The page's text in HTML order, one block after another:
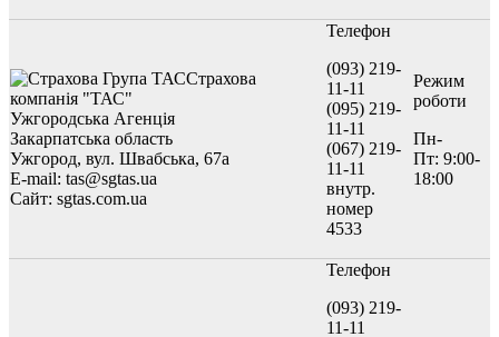
Страхова
компанія "ТАС"
Ужгородська Агенція
Закарпатська область
Ужгород, вул. Швабська, 67а
E-mail: tas@sgtas.ua
Сайт: sgtas.com.ua
Телефон
(093) 219-
11-11
(095) 219-
11-11
(067) 219-
11-11
внутр.
номер
4533
Режим
роботи
Пн-
Пт: 9:00-
18:00
Телефон
(093) 219-
11-11